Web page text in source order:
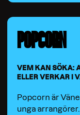
POPCORN
VEM KAN SÖKA:
ELLER VERKAR I
Popcorn är
unga